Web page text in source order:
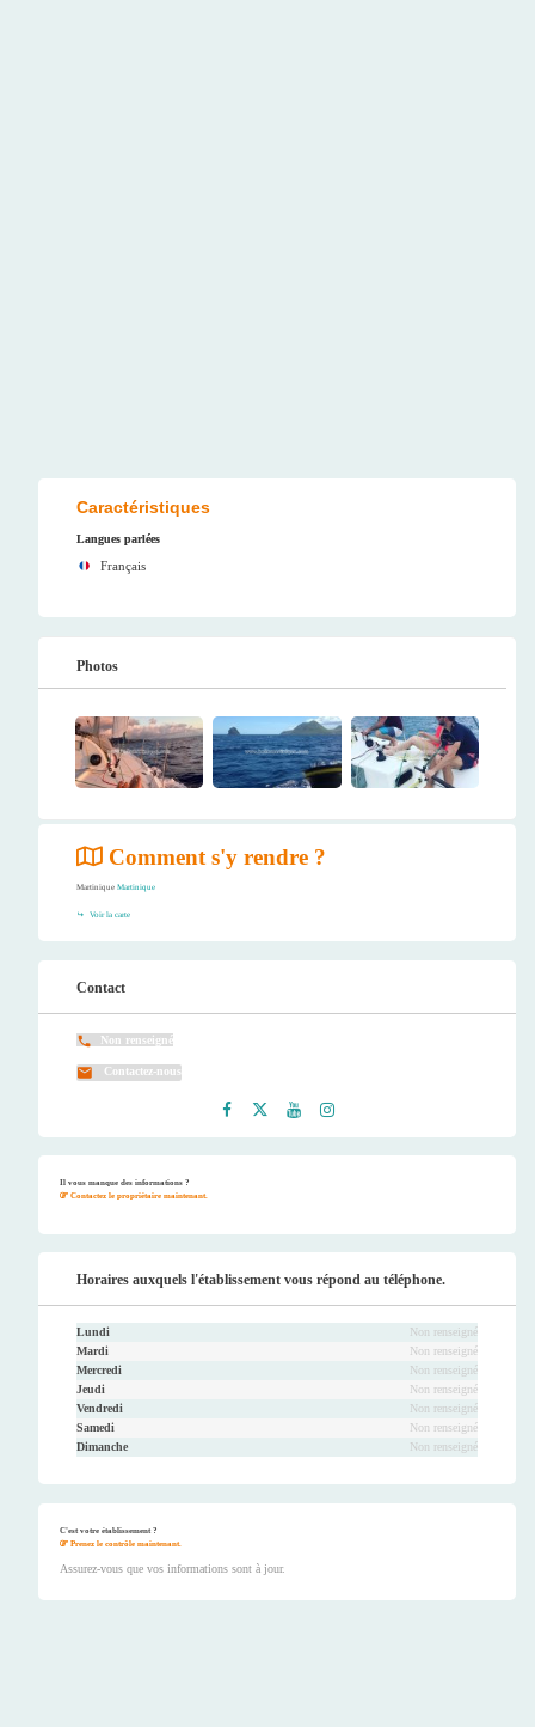
Caractéristiques
Langues parlées
Français
Photos
Comment s'y rendre ?
Martinique Martinique
Voir la carte
Contact
Non renseigné
Contactez-nous
Il vous manque des informations ?
Contactez le propriétaire maintenant.
Horaires auxquels l'établissement vous répond au téléphone.
Lundi
Non renseigné
Mardi
Non renseigné
Mercredi
Non renseigné
Jeudi
Non renseigné
Vendredi
Non renseigné
Samedi
Non renseigné
Dimanche
Non renseigné
C'est votre établissement ?
Prenez le contrôle maintenant.
Assurez-vous que vos informations sont à jour.